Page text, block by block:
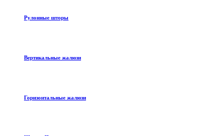
Рулонные шторы
Вертикальные жалюзи
Горизонтальные жалюзи